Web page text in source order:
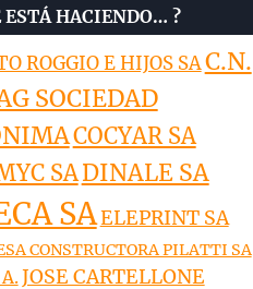
ESTÁ HACIENDO… ?
ROGGIO E HIJOS SAC.N.
SOCIEDAD
COCYAR SA
SADINALE SA
SAELEPRINT SA
CONSTRUCTORA PILATTI SA
A.JOSE CARTELLONE